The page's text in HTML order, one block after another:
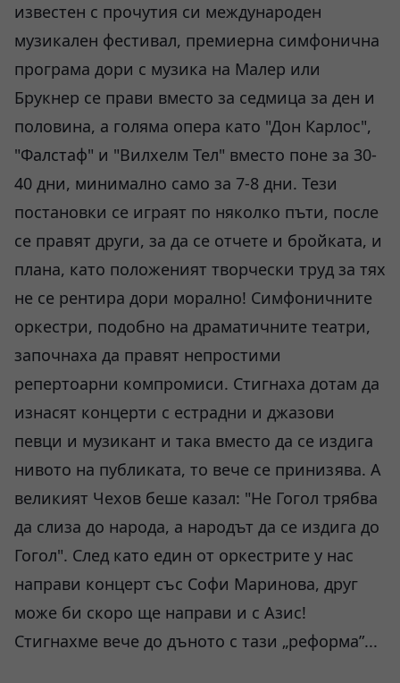
известен с прочутия си международен
музикален фестивал, премиерна симфонична
програма дори с музика на Малер или
Брукнер се прави вместо за седмица за ден и
половина, а голяма опера като "Дон Карлос",
"Фалстаф" и "Вилхелм Тел" вместо поне за 30-
40 дни, минимално само за 7-8 дни. Тези
постановки се играят по няколко пъти, после
се правят други, за да се отчете и бройката, и
плана, като положеният творчески труд за тях
не се рентира дори морално! Симфоничните
оркестри, подобно на драматичните театри,
започнаха да правят непростими
репертоарни компромиси. Стигнаха дотам да
изнасят концерти с естрадни и джазови
певци и музикант и така вместо да се издига
нивото на публиката, то вече се принизява. А
великият Чехов беше казал: "Не Гогол трябва
да слиза до народа, а народът да се издига до
Гогол". След като един от оркестрите у нас
направи концерт със Софи Маринова, друг
може би скоро ще направи и с Азис!
Стигнахме вече до дъното с тази „реформа”...